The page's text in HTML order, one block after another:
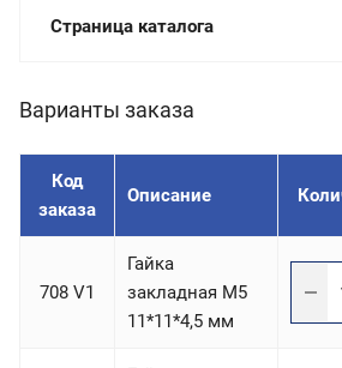
Страница каталога
Варианты заказа
Код
заказа
Описание
708 V1
Гайка
закладная M5
11*11*4,5 мм